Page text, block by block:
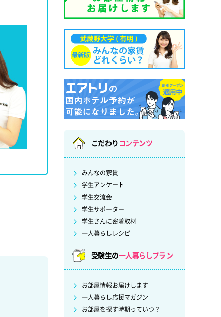
こだわり コンテンツ
みんなの家賃
学生アンケート
学生交流会
学生サポーター
学生さんに密着取材
一人暮らしレシピ
受験生の一人暮らしプラン
お部屋情報お届けします
一人暮らし応援マガジン
お部屋を探す時期っていつ？